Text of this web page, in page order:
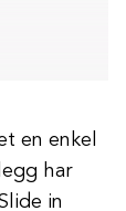
en enkel
har
in